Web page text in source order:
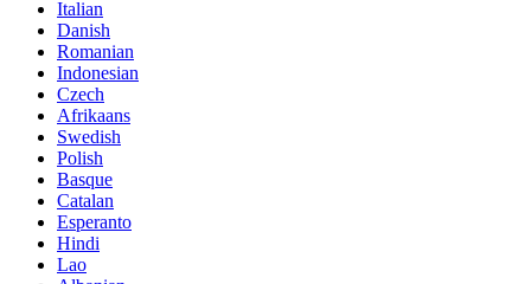
Italian
Danish
Romanian
Indonesian
Czech
Afrikaans
Swedish
Polish
Basque
Catalan
Esperanto
Hindi
Lao